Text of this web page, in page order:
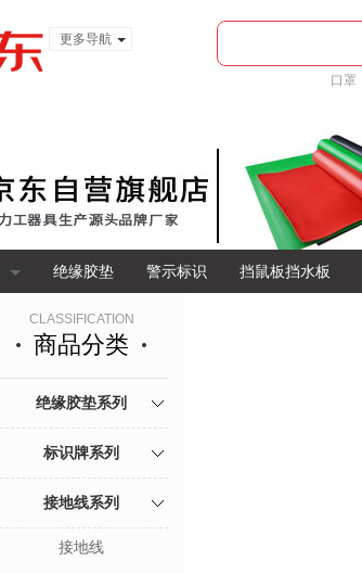
更多导航
口罩
绝缘胶垫 警示标识 挡鼠板挡水板
CLASSIFICATION
商品分类
绝缘胶垫系列
标识牌系列
接地线系列
接地线